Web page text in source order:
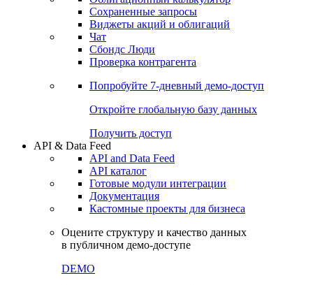
Сохраненные запросы
Виджеты акций и облигаций
Чат
Сбондс Люди
Проверка контрагента
Попробуйте 7-дневный демо-доступ
Откройте глобальную базу данных
Получить доступ
API & Data Feed
API and Data Feed
API каталог
Готовые модули интеграции
Документация
Кастомные проекты для бизнеса
Оцените структуру и качество данных
в публичном демо-доступе
DEMO